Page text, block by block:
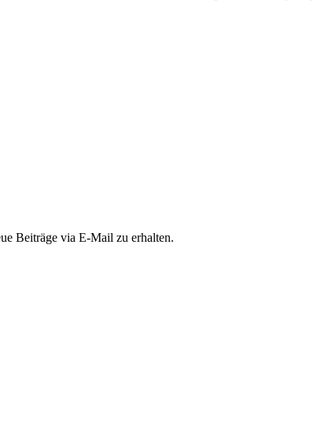
Beiträge via E-Mail zu erhalten.